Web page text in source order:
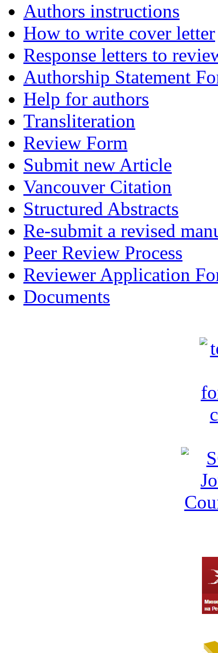
Authors instructions
How to write cover letter
Response letters to
Authorship Statement
Help for authors
Transliteration
Review Form
Submit new Article
Vancouver Citation
Structured Abstracts
Re-submit a revised
Peer Review Process
Reviewer Application
Documents